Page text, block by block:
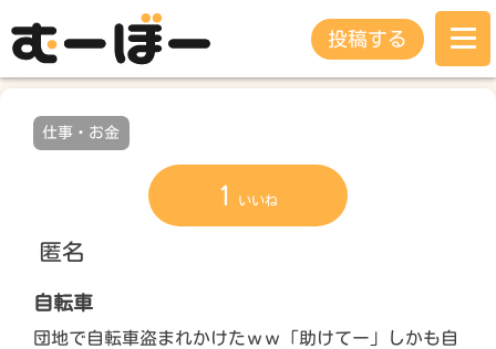
投稿する
仕事・お金
1 いいね
匿名
自転車
団地で自転車盗まれかけたｗｗ「助けてー」しかも自